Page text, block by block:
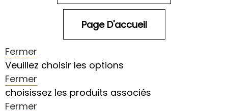
Fermer
Veuillez choisir les options
Fermer
choisissez les produits associés
Fermer